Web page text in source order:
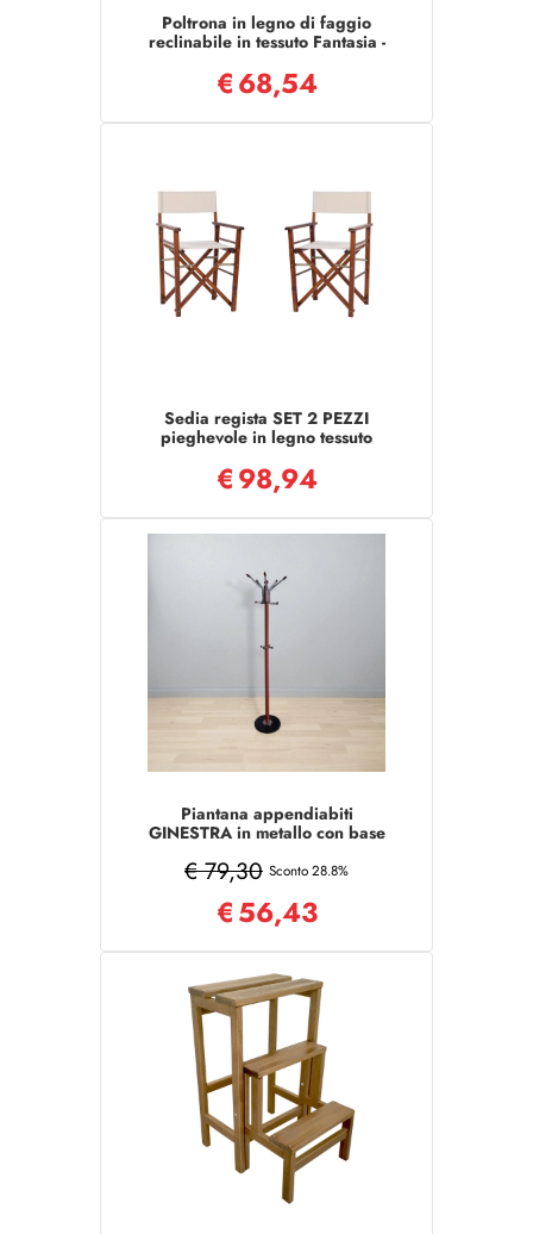
Poltrona in legno di faggio
reclinabile in tessuto Fantasia -
€68,54
Sedia regista SET 2 PEZZI
pieghevole in legno tessuto
€98,94
Piantana appendiabiti
GINESTRA in metallo con base
€ 79,30 Sconto 28.8%
€56,43